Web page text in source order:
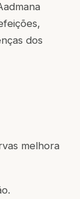
dos
melhora